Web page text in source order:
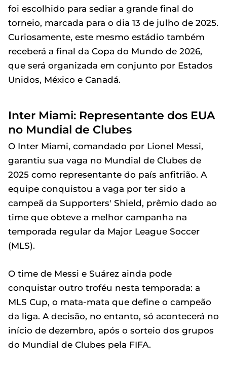
foi escolhido para sediar a grande final do
torneio, marcada para o dia 13 de julho de 2025.
Curiosamente, este mesmo estádio também
receberá a final da Copa do Mundo de 2026,
que será organizada em conjunto por Estados
Unidos, México e Canadá.
Inter Miami: Representante dos EUA
no Mundial de Clubes
O Inter Miami, comandado por Lionel Messi,
garantiu sua vaga no Mundial de Clubes de
2025 como representante do país anfitrião. A
equipe conquistou a vaga por ter sido a
campeã da Supporters' Shield, prêmio dado ao
time que obteve a melhor campanha na
temporada regular da Major League Soccer
(MLS).
O time de Messi e Suárez ainda pode
conquistar outro troféu nesta temporada: a
MLS Cup, o mata-mata que define o campeão
da liga. A decisão, no entanto, só acontecerá no
início de dezembro, após o sorteio dos grupos
do Mundial de Clubes pela FIFA.